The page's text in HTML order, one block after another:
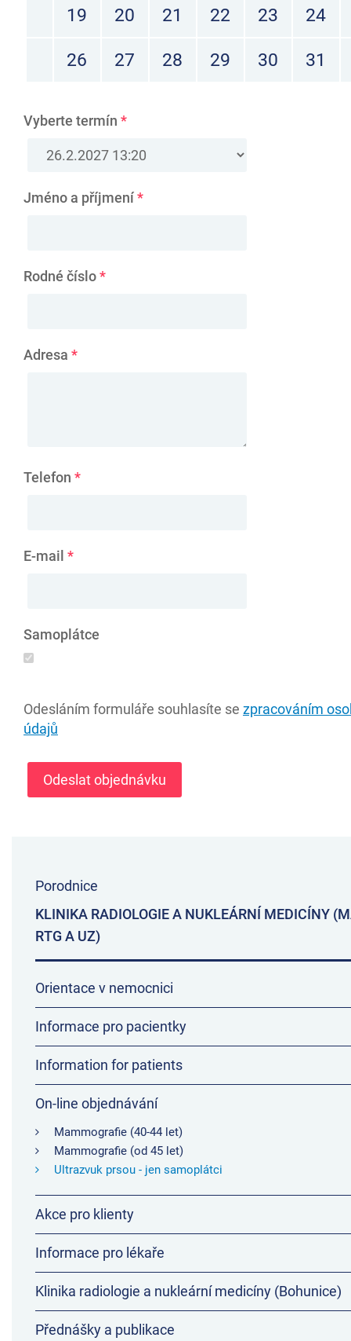
19 20 21 22 23 24
26 27 28 29 30 31
Vyberte termín *
Jméno a příjmení*
Rodné číslo*
Adresa *
Telefon *
E-mail *
Samoplátce
Odesláním formuláře souhlasíte se zpracováním
údajů
Porodnice
KLINIKA RADIOLOGIE A NUKLEÁRNÍ MEDICÍNY
RTG A UZ)
Orientace v nemocnici
Informace pro pacientky
Information for patients
On-line objednávání
Mammografie (40-44 let)
Mammografie (od 45 let)
Ultrazvuk prsou - jen samoplátci
Akce pro klienty
Informace pro lékaře
Klinika radiologie a nukleární medicíny (Bohunice)
Přednášky a publikace